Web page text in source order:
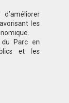
les
du Parc en
et les